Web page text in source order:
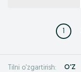
1
Tilni o'zgartirish: O'Z